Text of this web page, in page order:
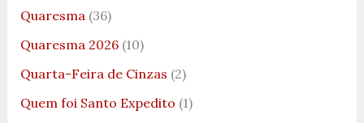
Quaresma(36)
Quaresma 2026(10)
Quarta-Feira de Cinzas (2)
Quem foi Santo Expedito (1)